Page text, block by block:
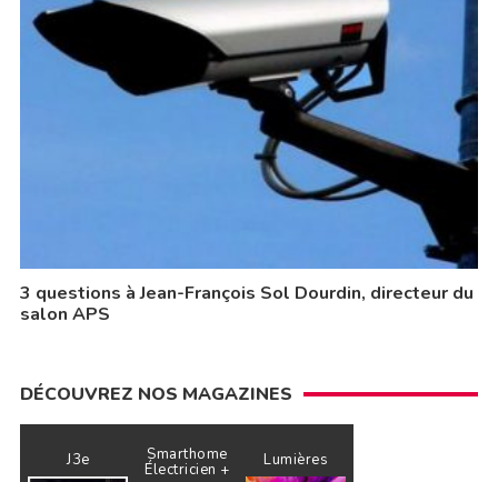
3 questions à Jean-François Sol Dourdin, directeur du
salon APS
DÉCOUVREZ NOS MAGAZINES
J3e Smarthome
Électricien + Lumières